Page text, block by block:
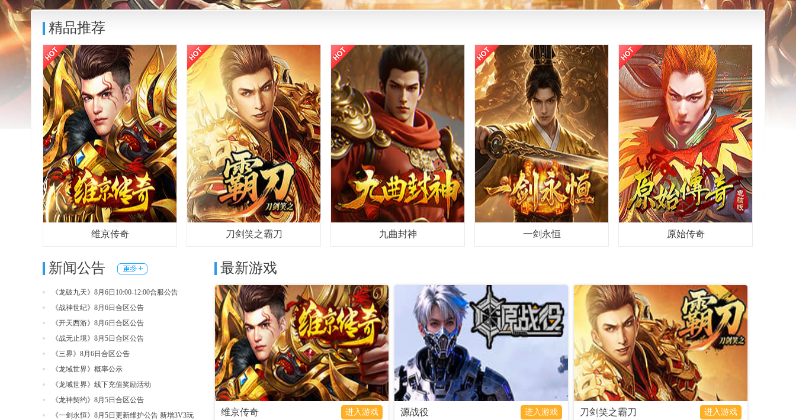
精品推荐
维京传奇
页游戏,游戏延续了传奇经典战法道的职
业设置,爽快淋漓的PK体验,让玩家能够
充分的体验到游戏的乐趣。
进入游戏 礼包
刀剑笑之霸刀
游戏，在游戏中集神兵利器、打造绝世
铠甲，不断强化自身，便可在乱世中号
令群雄，成就一代霸主传奇。
进入游戏 礼包 官网
九曲封神
分钱，就能解锁 VIP 特权
进入游戏 礼包 官网
一剑永恒
致体验，无需下载点开即玩，散人也能
霸服成神！
进入游戏 礼包 官网
原始传奇
作！
进入游戏 礼包 官网
新闻公告
《龙破九天》8月6日10:00-12:00合服公告
《战神世纪》8月6日合区公告
《开天西游》8月6日合区公告
《战无止境》8月5日合区公告
《三界》8月6日合区公告
《龙域世界》概率公示
《龙域世界》线下充值奖励活动
《龙神契约》8月5日合区公告
《一剑永恒》8月5日更新维护公告 新增3V3玩
最新游戏
进入游戏
维京传奇 进入游戏
源战役 进入游戏
刀剑笑之霸刀